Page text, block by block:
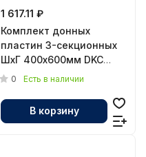
1 617.11 ₽
Комплект донных
пластин 3-секционных
ШхГ 400х600мм DKC
R5N3BP46
0 Есть в наличии
В корзину